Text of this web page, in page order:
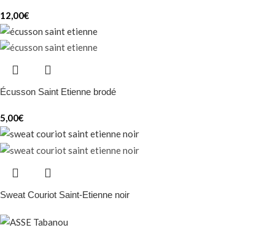
12,00€
Écusson Saint Etienne brodé
5,00€
Sweat Couriot Saint-Etienne noir